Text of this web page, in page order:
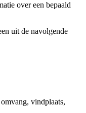
over een bepaald
uit de navolgende
vindplaats,